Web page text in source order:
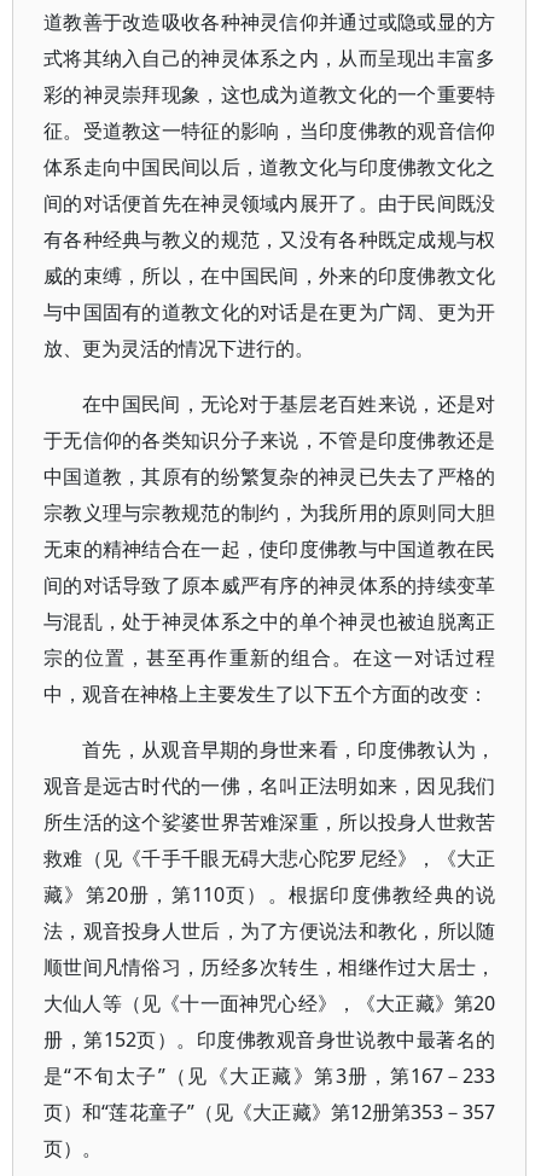
道教善于改造吸收各种神灵信仰并通过或隐或显的方
式将其纳入自己的神灵体系之内，从而呈现出丰富多
彩的神灵崇拜现象，这也成为道教文化的一个重要特
征。受道教这一特征的影响，当印度佛教的观音信仰
体系走向中国民间以后，道教文化与印度佛教文化之
间的对话便首先在神灵领域内展开了。由于民间既没
有各种经典与教义的规范，又没有各种既定成规与权
威的束缚，所以，在中国民间，外来的印度佛教文化
与中国固有的道教文化的对话是在更为广阔、更为开
放、更为灵活的情况下进行的。
在中国民间，无论对于基层老百姓来说，还是对
于无信仰的各类知识分子来说，不管是印度佛教还是
中国道教，其原有的纷繁复杂的神灵已失去了严格的
宗教义理与宗教规范的制约，为我所用的原则同大胆
无束的精神结合在一起，使印度佛教与中国道教在民
间的对话导致了原本威严有序的神灵体系的持续变革
与混乱，处于神灵体系之中的单个神灵也被迫脱离正
宗的位置，甚至再作重新的组合。在这一对话过程
中，观音在神格上主要发生了以下五个方面的改变：
首先，从观音早期的身世来看，印度佛教认为，
观音是远古时代的一佛，名叫正法明如来，因见我们
所生活的这个娑婆世界苦难深重，所以投身人世救苦
救难（见《千手千眼无碍大悲心陀罗尼经》，《大正
藏》第20册，第110页）。根据印度佛教经典的说
法，观音投身人世后，为了方便说法和教化，所以随
顺世间凡情俗习，历经多次转生，相继作过大居士，
大仙人等（见《十一面神咒心经》，《大正藏》第20
册，第152页）。印度佛教观音身世说教中最著名的
是“不旬太子”（见《大正藏》第3册，第167－233
页）和“莲花童子”（见《大正藏》第12册第353－357
页）。